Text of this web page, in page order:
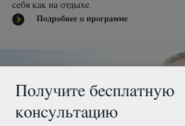
себя как на отдыхе.
Подробнее о программе
Получите бесплатную
консультацию